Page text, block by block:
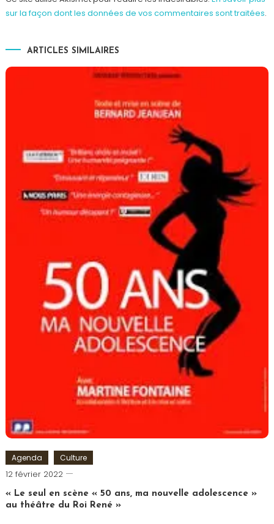
sur la façon dont les données de vos commentaires sont traitées.
ARTICLES SIMILAIRES
Agenda Culture
12 février 2022
Cédric
Cilia
« Le seul en scène « 50 ans, ma nouvelle adolescence »
au théâtre du Roi René »